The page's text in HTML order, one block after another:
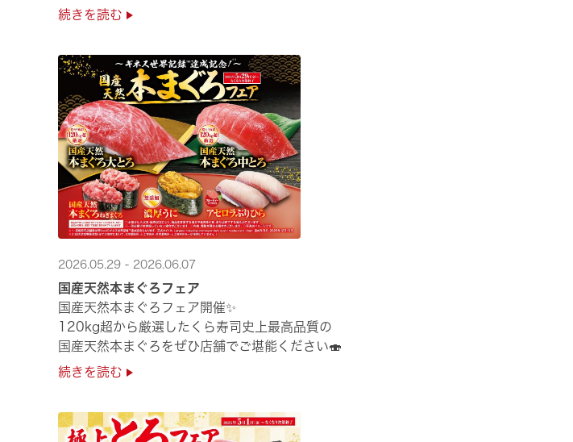
ぜひ店舗でご堪能ください🍣
続きを読む
2026.05.29 - 2026.06.07
国産天然本まぐろフェア
国産天然本まぐろフェア開催✨
120kg超から厳選したくら寿司史上最高品質の
国産天然本まぐろをぜひ店舗でご堪能ください🍣
続きを読む